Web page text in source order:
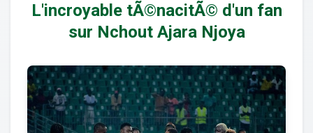
L'incroyable tÃ©nacitÃ© d'un fan
sur Nchout Ajara Njoya